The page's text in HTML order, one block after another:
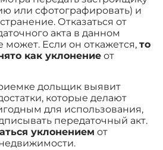
или сфотографировать) и
Отказаться от
акта в данном
может. Если он откажется, то
как уклонение от
дольщик выявит
которые делают
для использования,
передаточный акт.
уклонением от